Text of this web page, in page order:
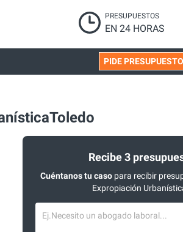
PRESUPUESTOS
EN 24 HORAS
PIDE
Recibe 3
Cuéntanos tu casopara recibir
Expropiación